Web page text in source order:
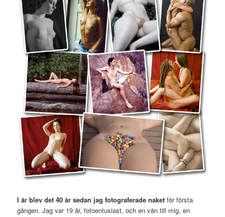
I år blev det 40 år sedan jag fotograferade naket för första
gången. Jag var 19 år, fotoentusiast, och en vän till mig, en